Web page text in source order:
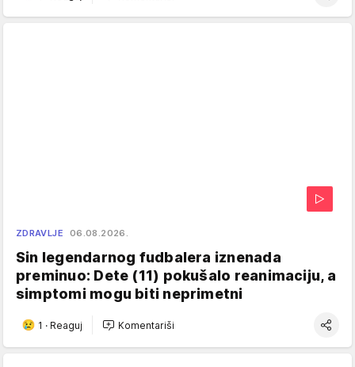
ZDRAVLJE 06.08.2026.
Sin legendarnog fudbalera iznenada
preminuo: Dete (11) pokušalo reanimaciju, a
simptomi mogu biti neprimetni
1 · Reaguj Komentariši